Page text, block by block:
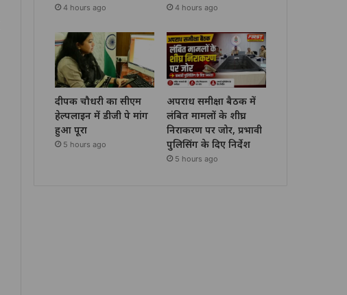
4 hours ago 4 hours ago
दीपक चौधरी का सीएम
हेल्पलाइन में डीजी पे मांग
हुआ पूरा
5 hours ago
अपराध समीक्षा बैठक में
लंबित मामलों के शीघ्र
निराकरण पर जोर, प्रभावी
पुलिसिंग के दिए निर्देश
5 hours ago